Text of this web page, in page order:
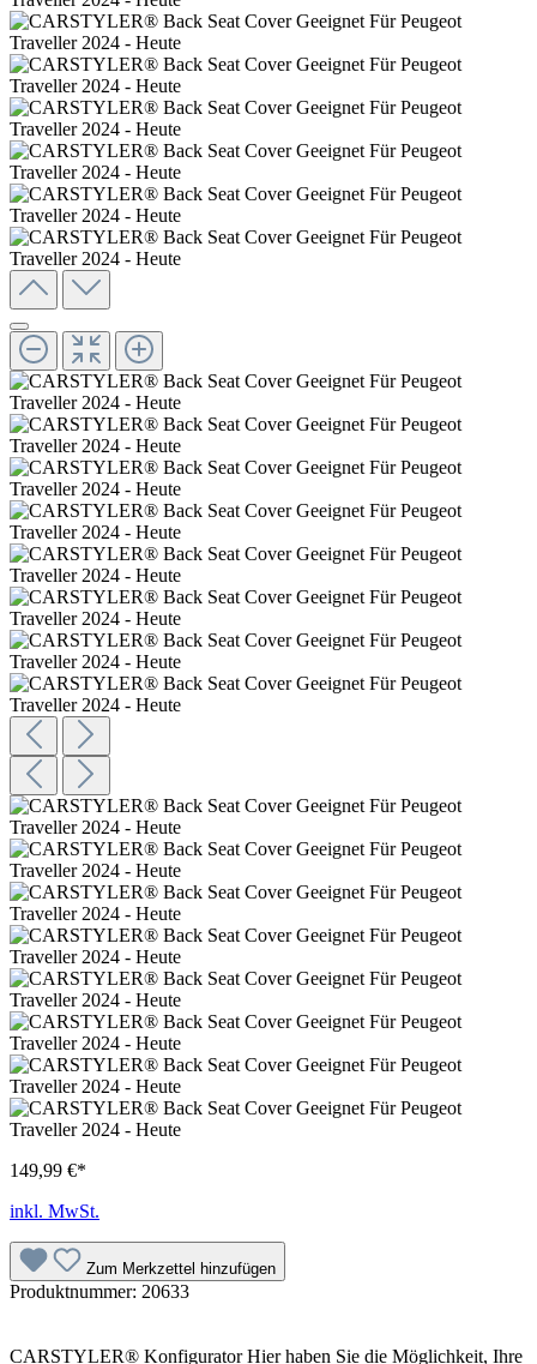
149,99 €*
inkl. MwSt.
Zum Merkzettel hinzufügen
Produktnummer: 20633
CARSTYLER® Konfigurator Hier haben Sie die Möglichkeit, Ihre